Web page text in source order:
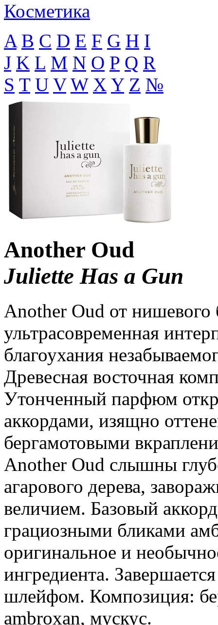
Косметика
A B C D E F G H I
J K L M N O P Q R
S T U V W X Y Z №
Another Oud
Juliette Has a Gun
Another Oud от нишевого
ультрасовременная
благоухания
Древесная восточная
Утонченный парфюм
аккордами, изящно
бергамотовыми
Another Oud слышны
агарового дерева,
величием. Базовый
грациозными бликами
оригинальное и
ингредиента.
шлейфом. Композиция:
ambroxan, мускус.